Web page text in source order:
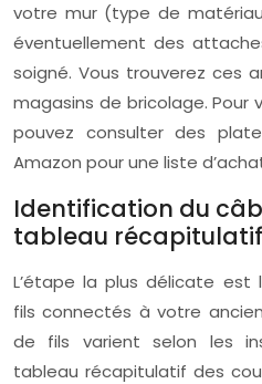
votre mur (type de
éventuellement des
soigné. Vous trouverez ces
magasins de bricolage. Pour
pouvez consulter des
Amazon pour une liste
Identification du
tableau récapitulatif
L’étape la plus délicate est
fils connectés à votre
de fils varient selon les
tableau récapitulatif des